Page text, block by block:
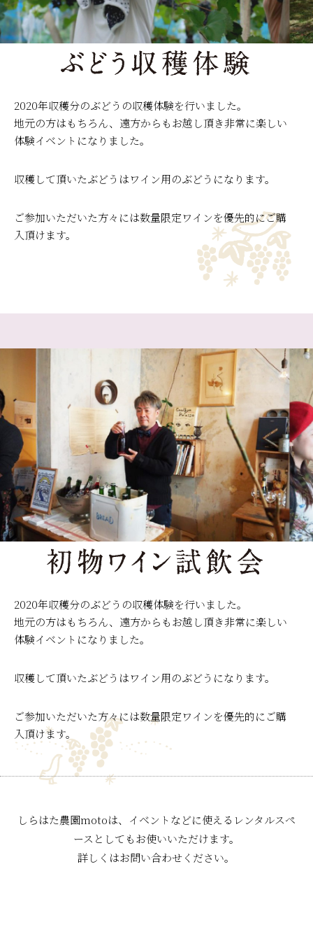
2020年収穫分のぶどうの収穫体験を行いました。
地元の方はもちろん、遠方からもお越し頂き非常に楽しい
体験イベントになりました。
収穫して頂いたぶどうはワイン用のぶどうになります。
ご参加いただいた方々には数量限定ワインを優先的にご購
入頂けます。
2020年収穫分のぶどうの収穫体験を行いました。
地元の方はもちろん、遠方からもお越し頂き非常に楽しい
体験イベントになりました。
収穫して頂いたぶどうはワイン用のぶどうになります。
ご参加いただいた方々には数量限定ワインを優先的にご購
入頂けます。
しらはた農園motoは、イベントなどに使えるレンタルスペ
ースとしてもお使いいただけます。
詳しくはお問い合わせください。